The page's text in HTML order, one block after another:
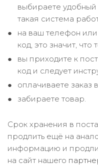
выбираете
такая система
на ваш телефон
код, это значит, что
вы приходите к
код и следует
оплачиваете заказ
забираете товар.
Срок хранения в
продлить ещё на
информацию и
на сайт нашего